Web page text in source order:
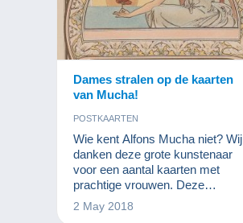
Dames stralen op de kaarten
van Mucha!
POSTKAARTEN
Wie kent Alfons Mucha niet? Wij
danken deze grote kunstenaar
voor een aantal kaarten met
prachtige vrouwen. Deze
kunstenaar heeft zeker de
cartofilie gemarkeerd.
2 May 2018